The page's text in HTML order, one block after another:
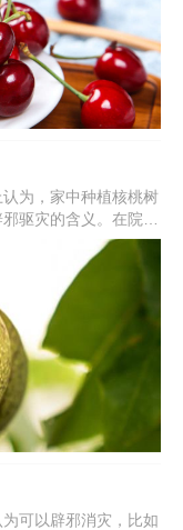
为，家中种植核桃树
驱灾的含义。在院子
早春核桃树萌芽之
，结合施肥进行整地
移植到定植穴内。
可以辟邪消灾，比如